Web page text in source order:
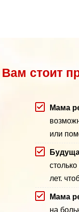
Вам стоит
Мама
или
лет.
Мама
на